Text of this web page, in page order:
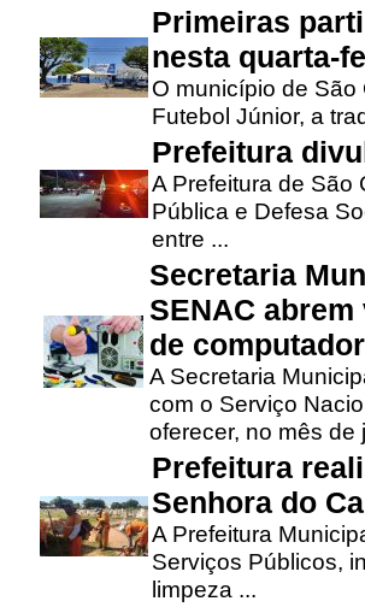
Primeiras
nesta quarta-
O município de
Futebol Júnior, a
Prefeitura
A Prefeitura de São
Pública e Defesa
entre ...
Secretaria
SENAC
de
A Secretaria
com o Serviço
oferecer, no mês de
Prefeitura
Senhora do
A Prefeitura
Serviços Públicos,
limpeza ...